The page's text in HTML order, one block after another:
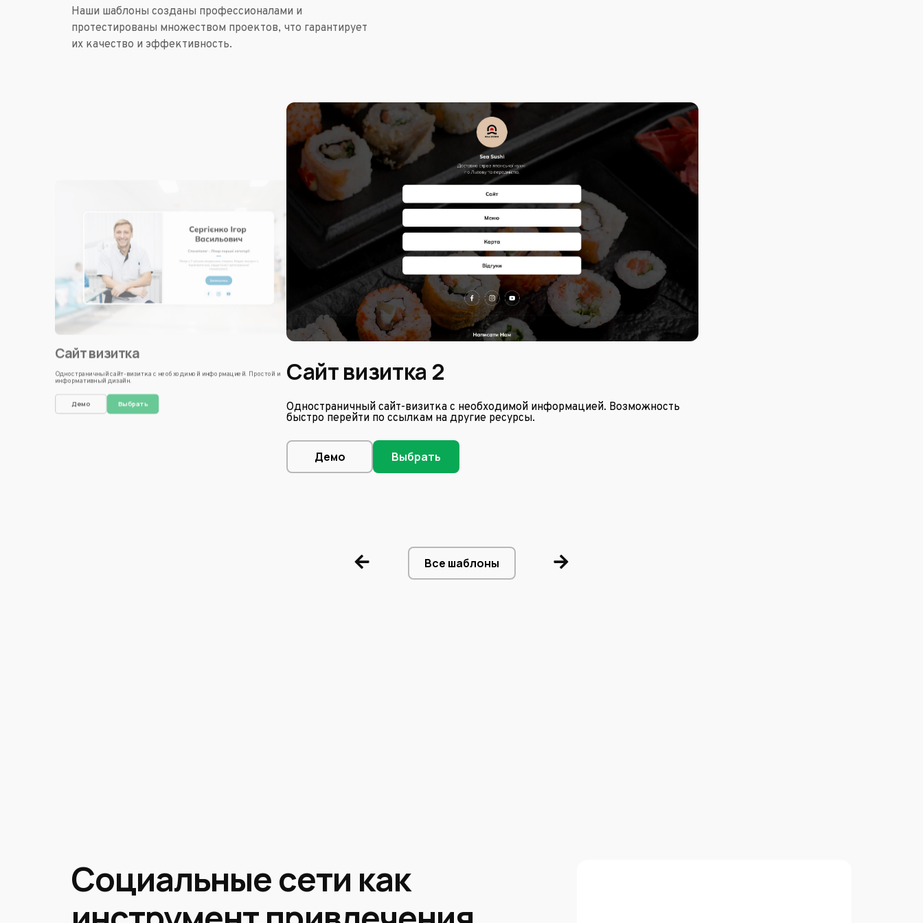
Наши шаблоны созданы профессионалами и
протестированы множеством проектов, что гарантирует
их качество и эффективность.
Сайт визитка
Одностраничный сайт-визитка с необходимой информацией. Простой и
информативный дизайн.
Демо Выбрать
Сайт визитка 2
Одностраничный сайт-визитка с необходимой информацией. Возможность
быстро перейти по ссылкам на другие ресурсы.
Демо Выбрать
Все шаблоны
Социальные сети как